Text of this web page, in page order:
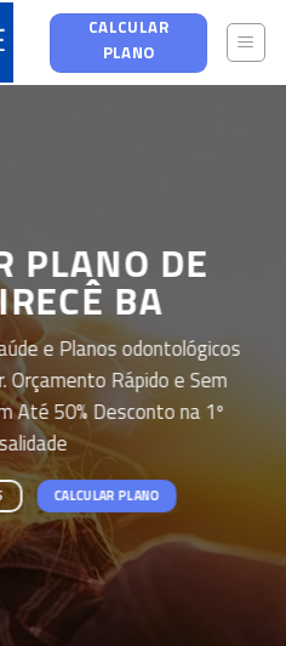
CALCULAR
PLANO
PLANO DE
BA
e Planos odontológicos
Orçamento Rápido e Sem
Até 50% Desconto na 1º
CALCULAR PLANO